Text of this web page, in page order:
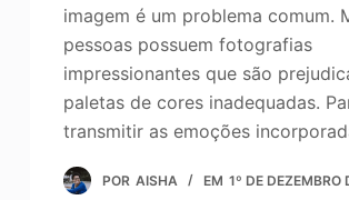
imagem é um problema comum.
pessoas possuem fotografias
impressionantes que são
paletas de cores inadequadas.
transmitir as emoções
POR AISHA EM 1º DE DEZEMBRO